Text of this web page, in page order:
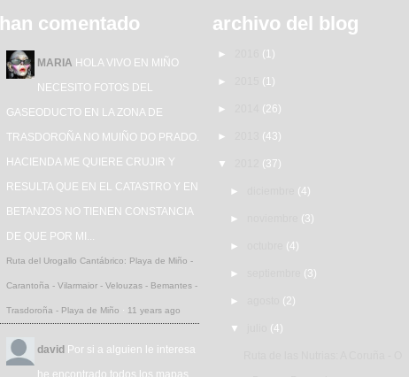
han comentado
MARIA HOLA VIVO EN MIÑO
NECESITO FOTOS DEL
GASEODUCTO EN LA ZONA DE
TRASDOROÑA NO MUIÑO DO PRADO.
HACIENDA ME QUIERE CRUJIR Y
RESULTA QUE EN EL CATASTRO Y EN
BETANZOS NO TIENEN CONSTANCIA
DE QUE POR MI...
Ruta del Urogallo Cantábrico: Playa de Miño -
Carantoña - Vilarmaior - Velouzas - Bemantes -
Trasdoroña - Playa de Miño · 11 years ago
david Por si a alguien le interesa
he encontrado todos los mapas
archivo del blog
► (1)
► (1)
► (26)
► (43)
▼ (37)
► (4)
► (3)
► (4)
► (3)
► (2)
▼ (4)